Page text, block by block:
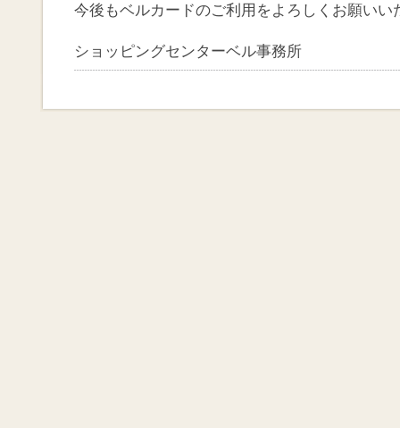
今後もベルカードのご利用をよろしくお願いい
ショッピングセンターベル事務所